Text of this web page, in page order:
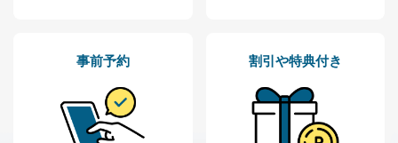
ません。ただし、次の場合は除きます。
法令に基づく場合
人の生命､身体または財産の保護のために必要がある
場合であって、本人の同意を得ることが困難であると
き。
事前予約 割引や特典付き